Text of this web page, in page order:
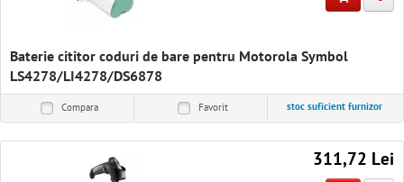
Baterie cititor coduri de bare pentru Motorola Symbol
LS4278/LI4278/DS6878
Compara Favorit stoc suficient furnizor
311,72 Lei